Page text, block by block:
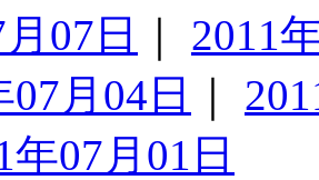
07日
2011
07月04日
年07月01日